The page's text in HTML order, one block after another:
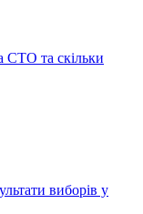
СТО та скільки
виборів у